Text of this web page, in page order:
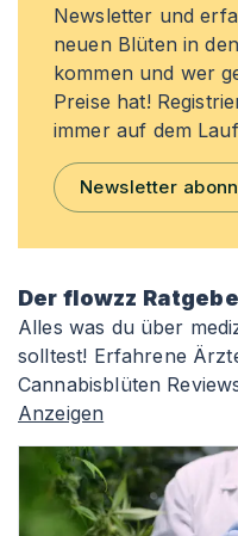
Newsletter und
neuen Blüten in
kommen und wer
Preise hat!
immer auf dem
Newsletter
Der flowzz
Alles was du über
solltest! Erfahrene
Cannabisblüten
Anzeigen